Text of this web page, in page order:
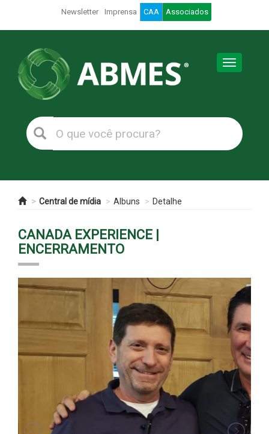
Newsletter Imprensa CAA Associados
Toggle
Central de mídia Albuns Detalhe
CANADA EXPERIENCE |
ENCERRAMENTO